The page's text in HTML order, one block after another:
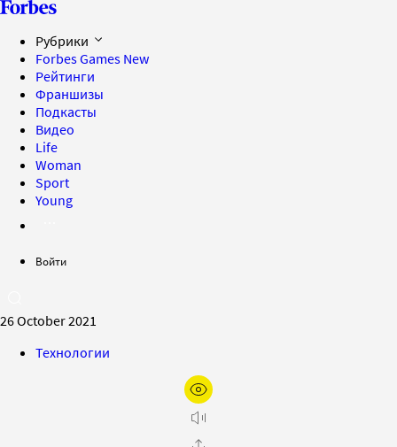
Рубрики
Forbes Games New
Рейтинги
Франшизы
Подкасты
Видео
Life
Woman
Sport
Young
Войти
26 October 2021
Технологии